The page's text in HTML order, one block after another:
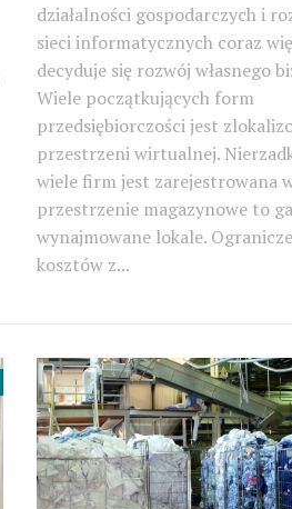
działalności gospodarczych i
sieci informatycznych coraz
decyduje się rozwój własnego
Wiele początkujących form
przedsiębiorczości jest
przestrzeni wirtualnej.
wiele firm jest zarejestrowana
przestrzenie magazynowe to
wynajmowane lokale.
kosztów z...